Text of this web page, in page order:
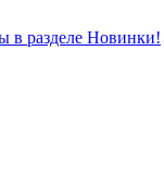
в разделе Новинки!